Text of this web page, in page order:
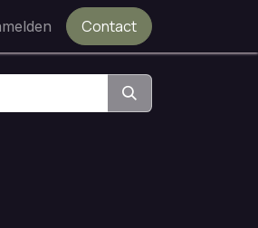
Contact